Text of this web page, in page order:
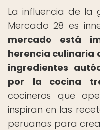
La influencia de la
Mercado 28 es
mercado está
herencia culinaria
ingredientes
por la cocina
cocineros que
inspiran en las
peruanas para